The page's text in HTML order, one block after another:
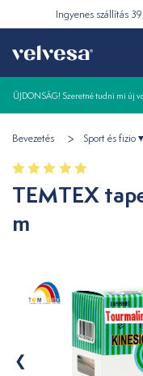
Ingyenes szállítás
ÚJDONSÁG! Szeretné tudni mi új
Bevezetés Sport és fizio
TEMTEX
m